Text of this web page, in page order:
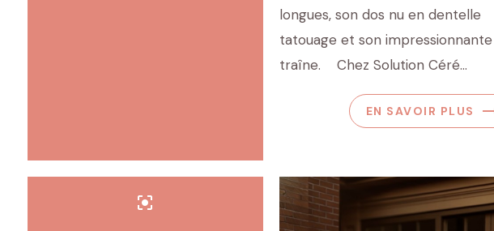
longues, son dos nu en dentelle
tatouage et son impressionnante
traîne. Chez Solution Céré...
EN SAVOIR PLUS
center_focus_strong